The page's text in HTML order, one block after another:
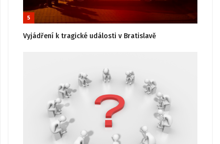
5
Vyjádření k tragické události v Bratislavě